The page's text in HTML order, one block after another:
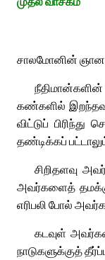
சாலமோனின் ஞான
கண்களில்
விட்டுப்
தண்டிக்கப்
சிறிதளவு
அவர்களைத்
எரிபலி போல்
கடவுள்
நாடுகளுக்குத்